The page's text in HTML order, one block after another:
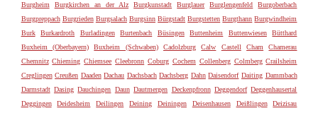
Burgheim
Burgkirchen an der Alz Burgkunstadt Burglauer Burglengenfeld
Burgoberbach
Burgpreppach Burgrieden Burgsalach Burgsinn Bürgstadt Burgstetten Burgthann Burgwindheim
Burk
Burkardroth Burladingen Burtenbach Büsingen Buttenheim Buttenwiesen
Bütthard
Buxheim (Oberbayern)
Buxheim (Schwaben) Cadolzburg Calw Castell Cham
Chamerau
Chemnitz Chieming Chiemsee Cleebronn Coburg Cochem Collenberg Colmberg Crailsheim
Creglingen Creußen Daaden Dachau Dachsbach Dachsberg Dahn Daisendorf Daiting Dammbach
Darmstadt Dasing Dauchingen Daun Dautmergen Deckenpfronn Deggendorf Deggenhausertal
Deggingen
Deidesheim Deilingen Deining Deiningen Deisenhausen Deißlingen
Deizisau